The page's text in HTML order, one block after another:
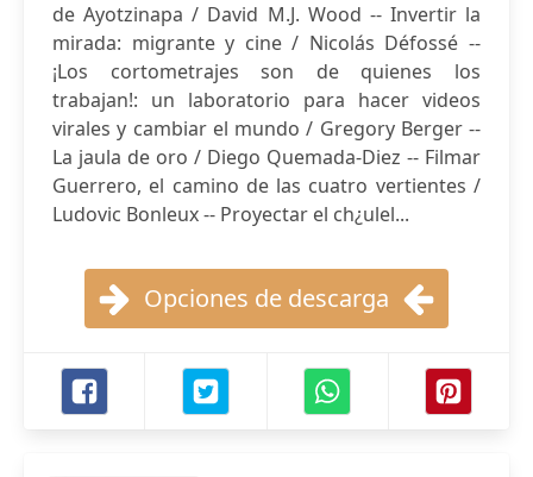
de Ayotzinapa / David M.J. Wood -- Invertir la
mirada: migrante y cine / Nicolás Défossé --
¡Los cortometrajes son de quienes los
trabajan!: un laboratorio para hacer videos
virales y cambiar el mundo / Gregory Berger --
La jaula de oro / Diego Quemada-Diez -- Filmar
Guerrero, el camino de las cuatro vertientes /
Ludovic Bonleux -- Proyectar el ch¿ulel...
Opciones de descarga